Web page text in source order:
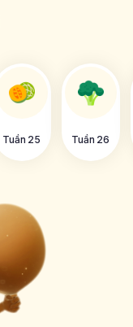
Tuần 25 Tuần 26